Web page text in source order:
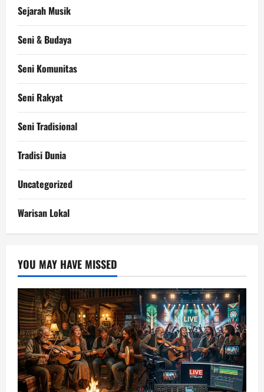
Sejarah Musik
Seni & Budaya
Seni Komunitas
Seni Rakyat
Seni Tradisional
Tradisi Dunia
Uncategorized
Warisan Lokal
YOU MAY HAVE MISSED